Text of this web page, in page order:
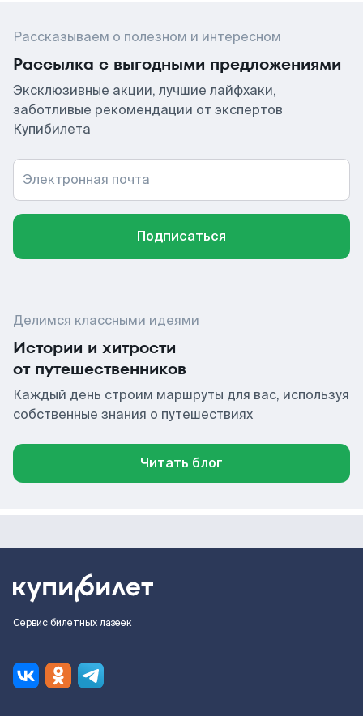
Рассказываем о полезном и интересном
Рассылка с выгодными предложениями
Эксклюзивные акции, лучшие лайфхаки,
заботливые рекомендации от экспертов
Купибилета
Электронная почта
Подписаться
Делимся классными идеями
Истории и хитрости
от путешественников
Каждый день строим маршруты для вас, используя
собственные знания о путешествиях
Читать блог
Сервис билетных лазеек